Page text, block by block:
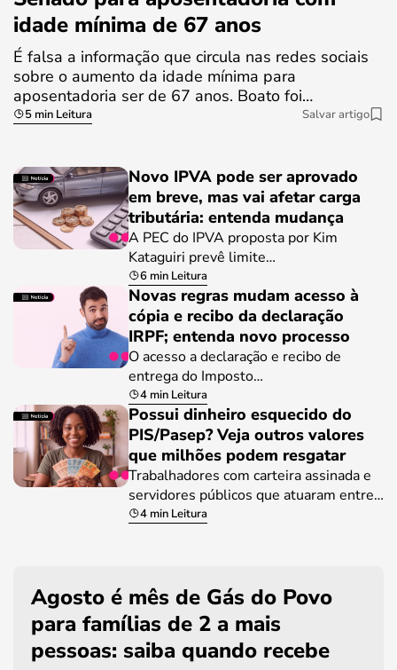
idade mínima de 67 anos
É falsa a informação que circula nas redes sociais
sobre o aumento da idade mínima para
aposentadoria ser de 67 anos. Boato foi…
5 min Leitura Salvar artigo
Novo IPVA pode ser aprovado
em breve, mas vai afetar carga
tributária: entenda mudança
A PEC do IPVA proposta por Kim
Kataguiri prevê limite…
6 min Leitura
Novas regras mudam acesso à
cópia e recibo da declaração
IRPF; entenda novo processo
O acesso a declaração e recibo de
entrega do Imposto…
4 min Leitura
Possui dinheiro esquecido do
PIS/Pasep? Veja outros valores
que milhões podem resgatar
Trabalhadores com carteira assinada e
servidores públicos que atuaram entre…
4 min Leitura
Agosto é mês de Gás do Povo
para famílias de 2 a mais
pessoas: saiba quando recebe